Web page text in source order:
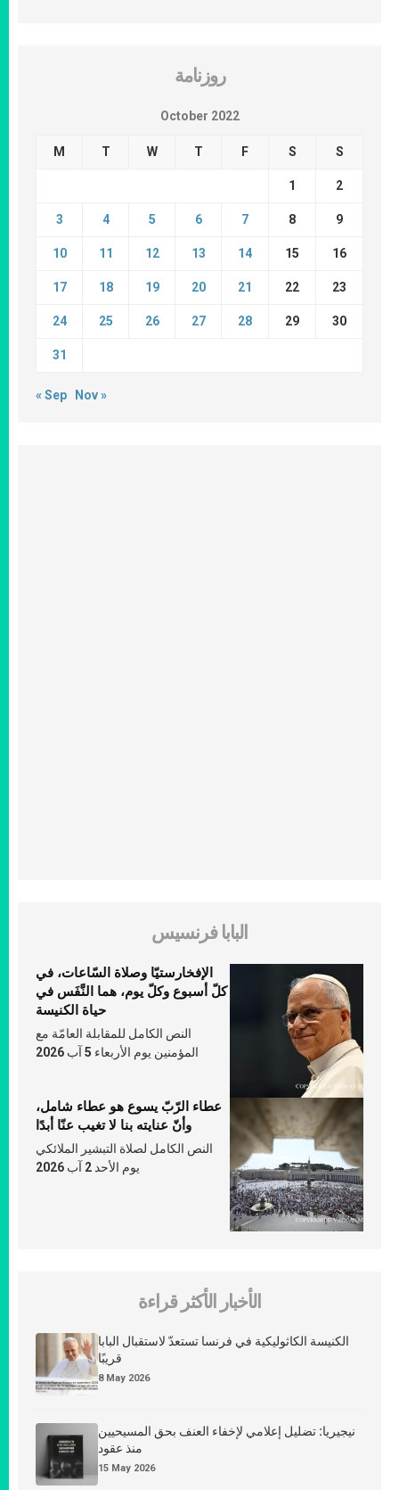
روزنامة
October 2022
M T W T F S S
1 2
3 4 5 6 7 8 9
10 11 12 13 14 15 16
17 18 19 20 21 22 23
24 25 26 27 28 29 30
31
« Sep Nov »
البابا فرنسيس
الإفخارستيّا وصلاة السّاعات، في
كلّ أسبوع وكلّ يوم، هما النَّفَس في
حياة الكنيسة
النص الكامل للمقابلة العامّة مع
المؤمنين يوم الأربعاء 5 آب 2026
عطاء الرّبّ يسوع هو عطاء شامل،
وأنّ عنايته بنا لا تغيب عنّا أبدًا
النص الكامل لصلاة التبشير الملائكي
يوم الأحد 2 آب 2026
الأخبار الأكثر قراءة
الكنيسة الكاثوليكية في فرنسا تستعدّ لاستقبال البابا
قريبًا
8 May 2026
نيجيريا: تضليل إعلامي لإخفاء العنف بحق المسيحيين
منذ عقود
15 May 2026